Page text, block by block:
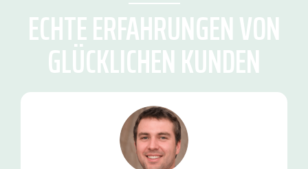
ECHTE ERFAHRUNGEN VON
GLÜCKLICHEN KUNDEN